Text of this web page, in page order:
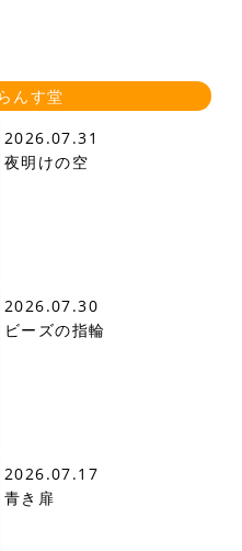
んす堂
2026.07.31
夜明けの空
2026.07.30
ビーズの指輪
2026.07.17
青き扉